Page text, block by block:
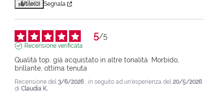
Utile(0) Segnala
5/5
Recensione verificata
Qualità top, già acquistato in altre tonalità. Morbido,
brillante, ottima tenuta
Recensione del 3/6/2026 , in seguito ad un'esperienza del 20/5/2026
di Claudia K.